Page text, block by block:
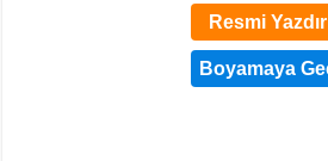
Resmi Yazdır